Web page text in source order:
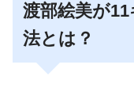
渡部絵美が
法とは？